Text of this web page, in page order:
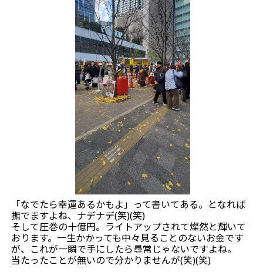
「なでたら幸運あるかもよ」って書いてある。となれば
撫でますよね、ナデナデ(笑)(笑)
そして圧巻の十億円。ライトアップされて燦然と輝いて
おります。一生かかっても中々見ることのないお金です
が、これが一瞬で手にしたら尋常じゃないですよね。
当たったことが無いので分かりませんが(笑)(笑)